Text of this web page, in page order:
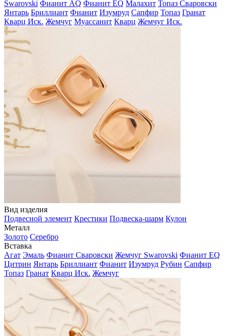
Swarovski Фианит AQ Фианит EQ Малахит Топаз Сваровски
Янтарь Бриллиант Фианит Изумруд Сапфир Топаз Гранат
Кварц Иск. Жемчуг Муассанит Кварц Жемчуг Иск.
Вид изделия
Подвесной элемент Крестики Подвеска-шарм Кулон
Металл
Золото Серебро
Вставка
Агат Эмаль Фианит Сваровски Жемчуг Swarovski Фианит EQ
Цитрин Янтарь Бриллиант Фианит Изумруд Рубин Сапфир
Топаз Гранат Кварц Иск. Жемчуг